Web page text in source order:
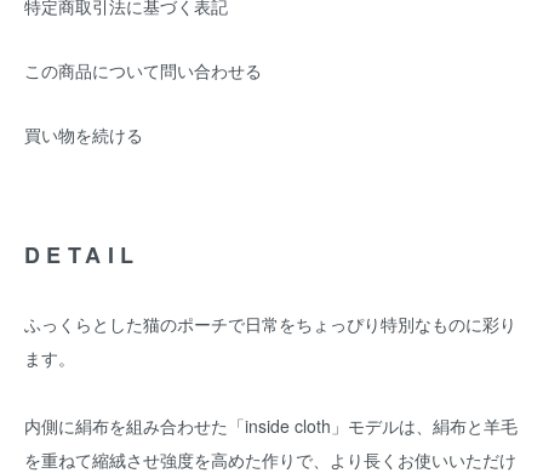
特定商取引法に基づく表記
この商品について問い合わせる
買い物を続ける
DETAIL
ふっくらとした猫のポーチで日常をちょっぴり特別なものに彩り
ます。
内側に絹布を組み合わせた「inside cloth」モデルは、絹布と羊毛
を重ねて縮絨させ強度を高めた作りで、より長くお使いいただけ